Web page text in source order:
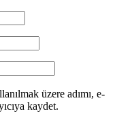
üzere adımı, e-
kaydet.